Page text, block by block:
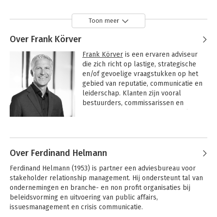
Toon meer
Over Frank Körver
Frank Körver is een ervaren adviseur
die zich richt op lastige, strategische
en/of gevoelige vraagstukken op het
gebied van reputatie, communicatie en
leiderschap. Klanten zijn vooral
bestuurders, commissarissen en
Bijzondere expertisegebieden:
issue- en risicomanagement en
organisatie van de communicatie.
Na zijn jaren als management- en
strategieconsultrant bij
Over Ferdinand Helmann
Ferdinand Helmann (1953) is partner een adviesbureau voor
stakeholder relationship management. Hij ondersteunt tal van
ondernemingen en branche- en non profit organisaties bij
beleidsvorming en uitvoering van public affairs,
issuesmanagement en crisis communicatie.